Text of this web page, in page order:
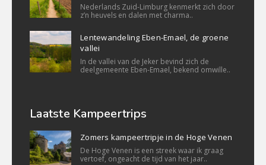
Nederlands Zuid-Limburg kenmerkt zich door
z’n heuvels en dalen met charma..
Lentewandeling Eben-Emael, de groene
vallei
In de vallei van de Jeker bevind zich de
deelgemeente Eben-Emael, bekend omwille..
Laatste Kampeertrips
Zomers kampeertripje in de Hoge Venen
De Hoge Venen is een streek waar ik graag
vertoef, ongeacht de tijd van het jaar..